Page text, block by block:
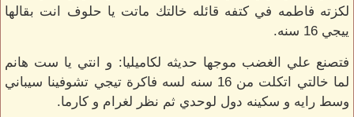
لكزته فاطمه في كتفه قائله خالتك ماتت يا حلوف انت بقالها
ييجي 16 سنه.
فتصنع علي الغضب موجها حديثه لكاميليا: و انتي يا ست هانم
لما خالتي اتكلت من 16 سنه لسه فاكرة تيجي تشوفينا سيباني
وسط رايه و سكينه دول لوحدي ثم نظر لغرام و كارما.